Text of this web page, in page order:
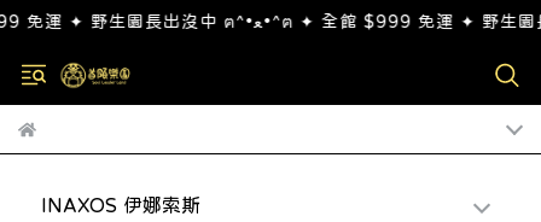
INAXOS 伊娜索斯